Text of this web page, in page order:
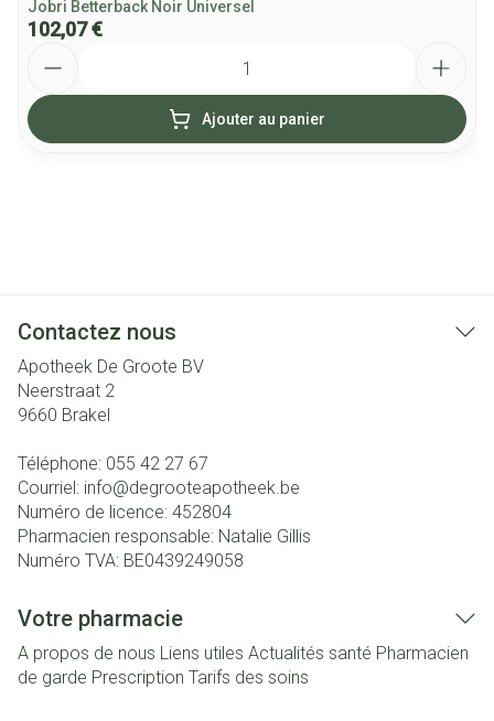
Jobri Betterback Noir Universel
102,07 €
Ajouter au panier
Contactez nous
Apotheek De Groote BV
Neerstraat 2
9660 Brakel
Téléphone: 055 42 27 67
Courriel: info@degrooteapotheek.be
Numéro de licence: 452804
Pharmacien responsable: Natalie Gillis
Numéro TVA: BE0439249058
Votre pharmacie
A propos de nous Liens utiles Actualités santé Pharmacien
de garde Prescription Tarifs des soins